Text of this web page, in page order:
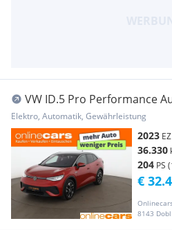
VW ID.5 Pro Performance
CAM RADA
Elektro, Automatik, Gewährleistung
2023 EZ
36.330
204 PS
8143 Dobl
€